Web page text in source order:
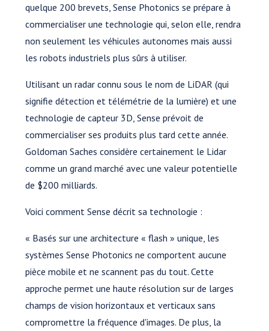
quelque 200 brevets, Sense Photonics se prépare à
commercialiser une technologie qui, selon elle, rendra
non seulement les véhicules autonomes mais aussi
les robots industriels plus sûrs à utiliser.
Utilisant un radar connu sous le nom de LiDAR (qui
signifie détection et télémétrie de la lumière) et une
technologie de capteur 3D, Sense prévoit de
commercialiser ses produits plus tard cette année.
Goldoman Saches considère certainement le Lidar
comme un grand marché avec une valeur potentielle
de $200 milliards.
Voici comment Sense décrit sa technologie :
« Basés sur une architecture « flash » unique, les
systèmes Sense Photonics ne comportent aucune
pièce mobile et ne scannent pas du tout. Cette
approche permet une haute résolution sur de larges
champs de vision horizontaux et verticaux sans
compromettre la fréquence d'images. De plus, la